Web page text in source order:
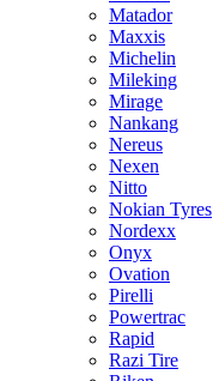
Matador
Maxxis
Michelin
Mileking
Mirage
Nankang
Nereus
Nexen
Nitto
Nokian Tyres
Nordexx
Onyx
Ovation
Pirelli
Powertrac
Rapid
Razi Tire